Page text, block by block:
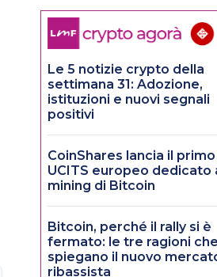
Le 5 notizie crypto della
settimana 31: Adozione,
istituzioni e nuovi segnali
positivi
CoinShares lancia il primo
UCITS europeo dedicato
mining di Bitcoin
Bitcoin, perché il rally si è
fermato: le tre ragioni che
spiegano il nuovo
ribassista